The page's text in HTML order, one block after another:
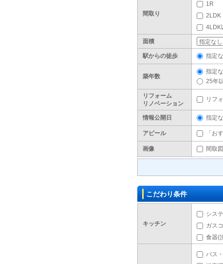
間取り
1R
2LDK
4LDK
面積
駅からの徒歩 指定
築年数
指定
25年
リフォーム
リノベーション
リフ
情報公開日 指定
アピール 「お
画像 間取
こだわり条件
キッチン
シス
ガス
食器(
バス